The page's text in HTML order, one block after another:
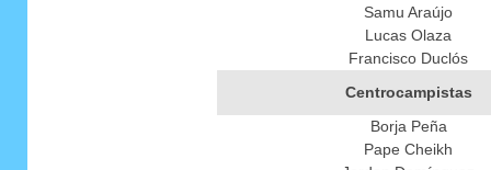
Samu Araújo
Lucas Olaza
Francisco Duclós
Centrocampistas
Borja Peña
Pape Cheikh